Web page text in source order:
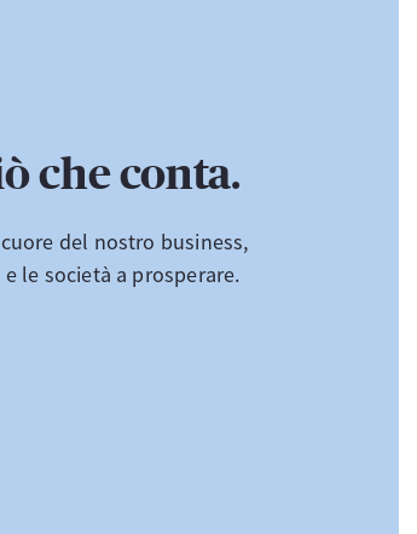
che conta.
del nostro business,
le società a prosperare.